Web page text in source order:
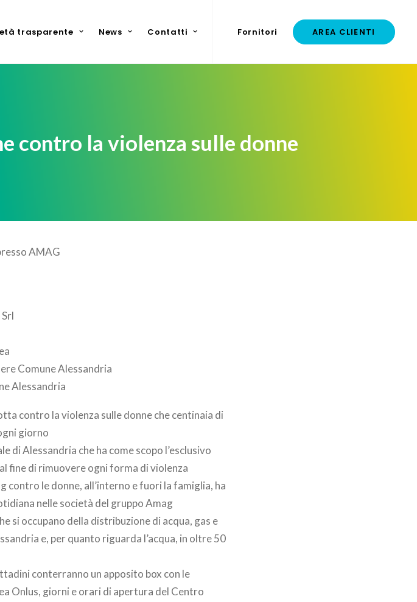
trasparente News Contatti Fornitori AREA CLIENTI
contro la violenza sulle donne
AMAG
Comune Alessandria
Alessandria
contro la violenza sulle donne che centinaia di
giorno
di Alessandria che ha come scopo l’esclusivo
fine di rimuovere ogni forma di violenza
contro le donne, all’interno e fuori la famiglia, ha
nelle società del gruppo Amag
si occupano della distribuzione di acqua, gas e
e, per quanto riguarda l’acqua, in oltre 50
conterranno un apposito box con le
Onlus, giorni e orari di apertura del Centro